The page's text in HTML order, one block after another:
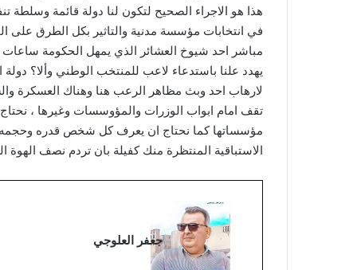
هذا هو الاجراء الصحيح لتكون لنا دولة قائمة وسلطة
في انتخابات مؤسسة مدنية والتاثير بكل الطرق على
مباشر احد شيوخ العشائر الذي يمهل الحكومة ساعات
يهدد علنا باستدعاء لاعب للمنتخب الوطني وألا؟
لارهاب احد وبث مظاهر الرعب هنا وهناك العسكرة
تقف امام ابواب الوزرات والمؤوسسات وغيرها ،
مؤسساتها كما نحتاج ان يعرف كل شخص قدره وحجمه
الاستباقية المنتظرة منك كفيلة بان تردم نصف الهوة
جعفر العلوجي